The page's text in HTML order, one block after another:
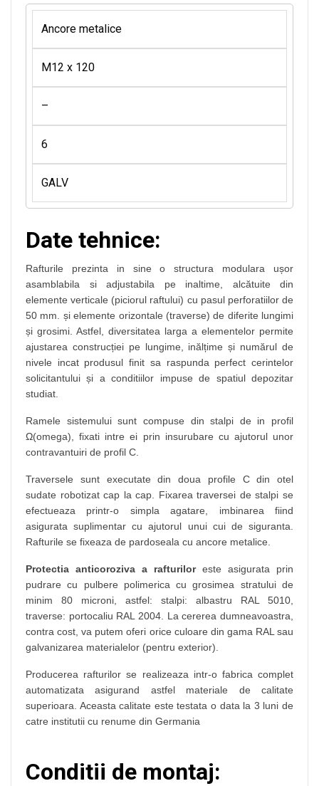
Ancore metalice
M12 x 120
–
6
GALV
Date tehnice:
Rafturile prezinta in sine o structura modulara ușor
asamblabila si adjustabila pe inaltime, alcătuite din
elemente verticale (piciorul raftului) cu pasul perforatiilor de
50 mm. și elemente orizontale (traverse) de diferite lungimi
și grosimi. Astfel, diversitatea larga a elementelor permite
ajustarea construcției pe lungime, inălțime și numărul de
nivele incat produsul finit sa raspunda perfect cerintelor
solicitantului și a conditiilor impuse de spatiul depozitar
studiat.
Ramele sistemului sunt compuse din stalpi de in profil
Ω(omega), fixati intre ei prin insurubare cu ajutorul unor
contravantuiri de profil C.
Traversele sunt executate din doua profile C din otel
sudate robotizat cap la cap. Fixarea traversei de stalpi se
efectueaza printr-o simpla agatare, imbinarea fiind
asigurata suplimentar cu ajutorul unui cui de siguranta.
Rafturile se fixeaza de pardoseala cu ancore metalice.
Protectia anticoroziva a rafturiloreste asigurata prin
pudrare cu pulbere polimerica cu grosimea stratului de
minim 80 microni, astfel: stalpi: albastru RAL 5010,
traverse: portocaliu RAL 2004. La cererea dumneavoastra,
contra cost, va putem oferi orice culoare din gama RAL sau
galvanizarea materialelor (pentru exterior).
Producerea rafturilor se realizeaza intr-o fabrica complet
automatizata asigurand astfel materiale de calitate
superioara. Aceasta calitate este testata o data la 3 luni de
catre institutii cu renume din Germania
Conditii de montaj: